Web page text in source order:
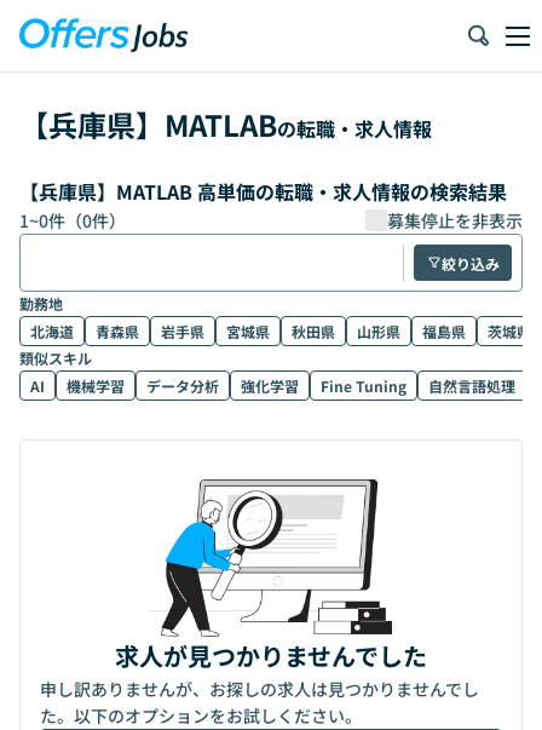
【兵庫県】 MATLABの転職・求人情報
【兵庫県】MATLAB 高単価の転職・求人情報の検索結果
1~0件（0件） 募集停止を非表示
絞り込み
勤務地
北海道
青森県 岩手県 宮城県 秋田県 山形県 福島県
茨城県
類似スキル
AI
機械学習 データ分析 強化学習 Fine Tuning 自然言語処理
求人が見つかりませんでした
申し訳ありませんが、お探しの求人は見つかりませんでし
た。以下のオプションをお試しください。